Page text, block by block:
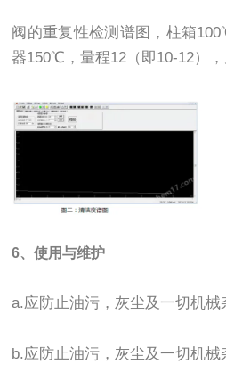
阀的重复性检测谱图，柱箱
器150℃，量程12（即10-12）
6、使用与维护
a.应防止油污，灰尘及一切机械
b.应防止油污，灰尘及一切机械